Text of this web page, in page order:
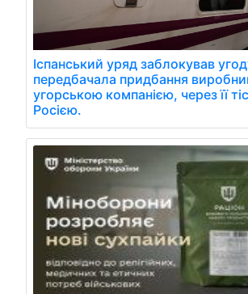
Іспанський уряд заблокував
передбачала придбання
угорською компанією, через її
Росією.